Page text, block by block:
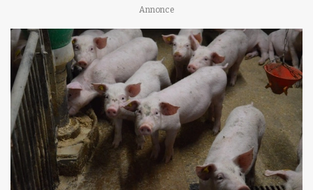
Annonce